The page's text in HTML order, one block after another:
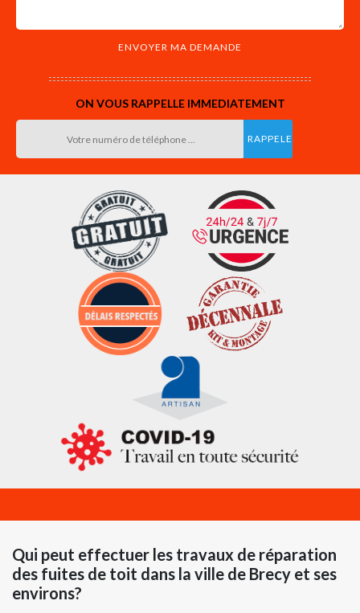
ON VOUS RAPPELLE IMMEDIATEMENT
Qui peut effectuer les travaux de réparation
des fuites de toit dans la ville de Brecy et ses
environs?